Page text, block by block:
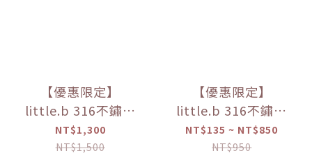
【優惠限定】
little.b 316不鏽鋼
餐具系列｜雙層不
鏽鋼寬口麥片吸盤
NT$1,300
NT$1,500
【優惠限定】
little.b 316不鏽鋼
餐具系列｜316雙層
不鏽鋼三用學飲杯
NT$135 ~ NT$850
NT$950